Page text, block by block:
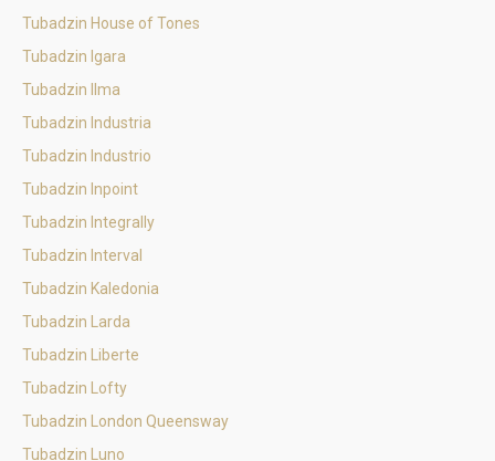
Tubadzin House of Tones
Tubadzin Igara
Tubadzin Ilma
Tubadzin Industria
Tubadzin Industrio
Tubadzin Inpoint
Tubadzin Integrally
Tubadzin Interval
Tubadzin Kaledonia
Tubadzin Larda
Tubadzin Liberte
Tubadzin Lofty
Tubadzin London Queensway
Tubadzin Luno